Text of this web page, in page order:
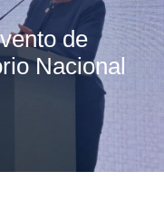
de
Nacional